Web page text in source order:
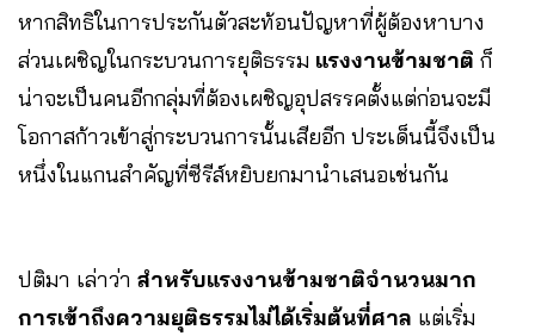
หากสิทธิในการประกันตัวสะท้อนปัญหาที่ผู้ต้องหาบาง
ส่วนเผชิญในกระบวนการยุติธรรม แรงงานข้ามชาติ ก็
น่าจะเป็นคนอีกกลุ่มที่ต้องเผชิญอุปสรรคตั้งแต่ก่อนจะมี
โอกาสก้าวเข้าสู่กระบวนการนั้นเสียอีก ประเด็นนี้จึงเป็น
หนึ่งในแกนสำคัญที่ซีรีส์หยิบยกมานำเสนอเช่นกัน
ปติมา เล่าว่า สำหรับแรงงานข้ามชาติจำนวนมาก
การเข้าถึงความยุติธรรมไม่ได้เริ่มต้นที่ศาล แต่เริ่ม